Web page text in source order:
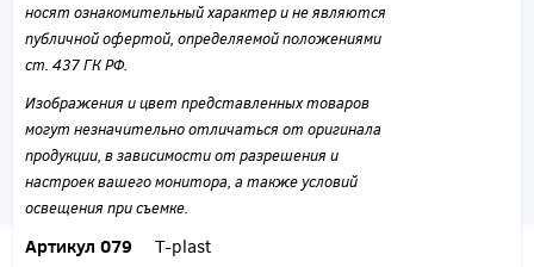
носят ознакомительный характер и не являются
публичной офертой, определяемой положениями
ст. 437 ГК РФ.
Изображения и цвет представленных товаров
могут незначительно отличаться от оригинала
продукции, в зависимости от разрешения и
настроек вашего монитора, а также условий
освещения при съемке.
Артикул 079 T-plast